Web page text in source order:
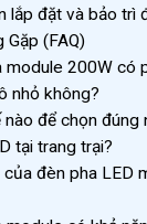
lắp đặt và bảo trì
Gặp (FAQ)
module 200W có
nhỏ không?
nào để chọn đúng
tại trang trại?
của đèn pha LED